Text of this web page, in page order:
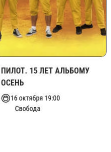
ПИЛОТ. 15 ЛЕТ АЛЬБОМУ
ОСЕНЬ
16 октября 19:00
Свобода